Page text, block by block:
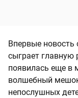
Впервые новость
сыграет главную
появилась еще в
волшебный
непослушных